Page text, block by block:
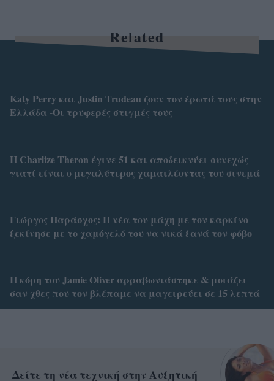
Related
Katy Perry και Justin Trudeau ζουν τον έρωτά τους στην
Ελλάδα -Οι τρυφερές στιγμές τους
Η Charlize Theron έγινε 51 και αποδεικνύει συνεχώς
γιατί είναι ο μεγαλύτερος χαμαιλέοντας του σινεμά
Γιώργος Παράσχος: Η νέα του μάχη με τον καρκίνο
ξεκίνησε με το χαμόγελό του να νικά ξανά τον φόβο
Η κόρη του Jamie Oliver αρραβωνιάστηκε & μοιάζει
σαν χθες που τον βλέπαμε να μαγειρεύει σε 15 λεπτά
Δείτε τη νέα τεχνική στην Αυξητική